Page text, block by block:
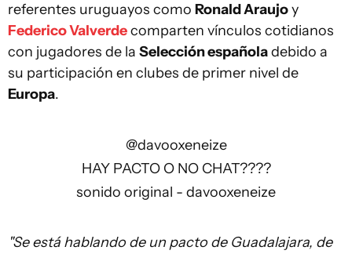
referentes uruguayos como Ronald Araujoy
Federico Valverdecomparten vínculos cotidianos
con jugadores de la Selección españoladebido a
su participación en clubes de primer nivel de
Europa.
@davooxeneize
HAY PACTO O NO CHAT????
sonido original - davooxeneize
"Se está hablando de un pacto de Guadalajara, de